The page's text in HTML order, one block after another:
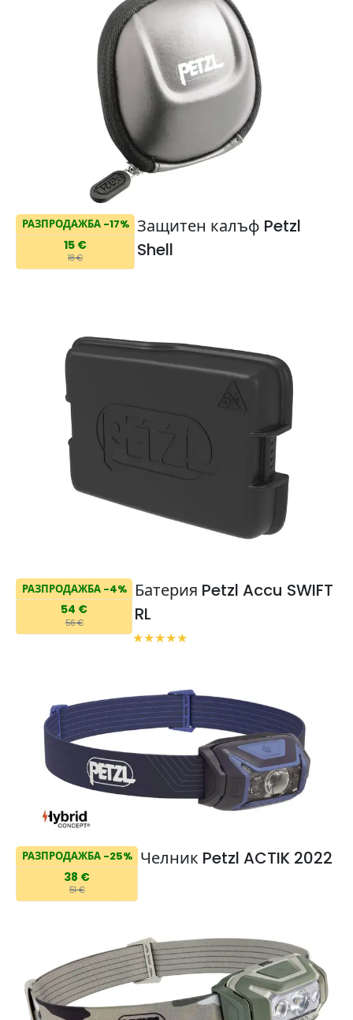
РАЗПРОДАЖБА -17%
15 €
18 €
Защитен калъф Petzl
Shell
РАЗПРОДАЖБА -4%
54 €
56 €
Батерия Petzl Accu SWIFT
RL
РАЗПРОДАЖБА -25%
38 €
51 €
Челник Petzl ACTIK 2022